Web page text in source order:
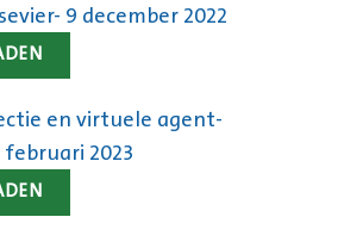
9 december 2022
en virtuele agent-
februari 2023